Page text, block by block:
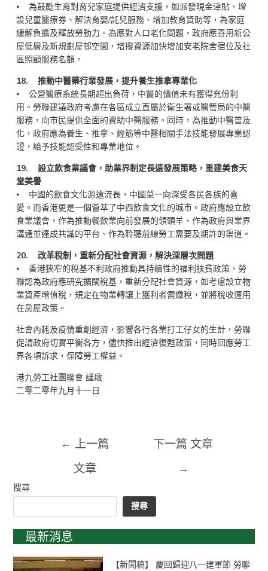
⦁ 為鼓勵生育對育兒家庭提供經濟支援，如派發現金津貼、增
設兒童醫療券、解決育嬰/託兒服務、增加教育資助等，為家庭
緩解負擔及釋放勞動力。為應對人口老化問題，政府應善用新公
屋低層及新規劃屋邨空間，增撥資源加快增加安老院舍宿位及社
區照顧服務名額。
18. 推動中醫藥行業發展，提升養生推拿專業化
⦁ 公營醫療系統長期超出負荷，中醫的價值未有獲得充份利
用。勞聯建議政府考慮在各區成立直屬於衛生署或醫管局的中醫
服務，向市民提供全面的資助中醫服務。同時，為推動中醫普及
化，政府應為養生、推拿、經筋等中醫相關手法技能發展專業認
證，給予技能認受性和專業地位。
19. 設立飲食業議會，助業界制定長遠發展策略，重建美食天
堂美譽
⦁ 中國的飲食文化源遠流長，中國菜一向深受各民各族的喜
愛。而香港更是一個薈萃了中西飲食文化的城市。政府應設立飲
食業議會，作為推動餐飲業向前發展的領頭羊、作為政府與業界
溝通並達成共識的平台、作為聆聽前線勞工需要及期許的渠道。
20. 改革稅制，重新分配社會資源，解決深層次問題
⦁ 香港狹窄的稅基不利政府推動具持續性的福利扶貧政策，勞
聯認為政府應研究擴闊稅基，重新分配社會資源，如考慮設立物
業資產增值稅，規定在物業轉讓上獲利者需繳稅，並將稅收運用
在房屋政策。
社會內耗及疫情重創經濟，影響各行各業打工仔女的生計，勞聯
促請政府切實平衡各方，儘快推出經濟復甦政策，同時回應勞工
界各項訴求，保障勞工權益。
港九勞工社團聯會 謹啟
二零二零年九月十一日
← 上一篇
文章
下一篇 文章
→
搜尋
搜尋
最新消息
【新聞稿】 慶回歸迎八一建軍節 勞聯